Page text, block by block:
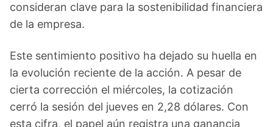
consideran clave para la sostenibilidad financiera
de la empresa.
Este sentimiento positivo ha dejado su huella en
la evolución reciente de la acción. A pesar de
cierta corrección el miércoles, la cotización
cerró la sesión del jueves en 2,28 dólares. Con
esta cifra, el papel aún registra una ganancia